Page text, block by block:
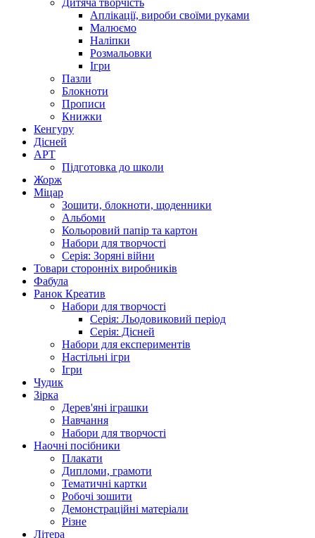
Дитяча творчість
Аплікації, вироби своїми руками
Малюємо
Наліпки
Розмальовки
Ігри
Пазли
Блокноти
Прописи
Книжки
Кенгуру
Дісней
АРТ
Підготовка до школи
Жорж
Міцар
Зошити, блокноти, щоденники
Альбоми
Кольоровий папір та картон
Набори для творчості
Серія: Зоряні війни
Товари сторонніх виробників
Фабула
Ранок Креатив
Набори для творчості
Серія: Льодовиковий період
Серія: Дісней
Набори для експериментів
Настільні ігри
Ігри
Чудик
Зірка
Дерев'яні іграшки
Навчання
Набори для творчості
Наочні посібники
Плакати
Дипломи, грамоти
Тематичні картки
Робочі зошити
Демонстраційні матеріали
Різне
Літера